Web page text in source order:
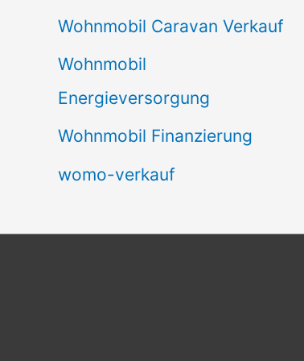
Wohnmobil Caravan Verkauf
Wohnmobil
Energieversorgung
Wohnmobil Finanzierung
womo-verkauf